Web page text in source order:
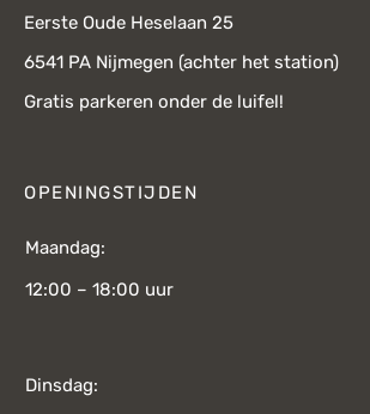
Eerste Oude Heselaan 25
6541 PA Nijmegen (achter het station)
Gratis parkeren onder de luifel!
OPENINGSTIJDEN
Maandag:
12:00 – 18:00 uur
Dinsdag: